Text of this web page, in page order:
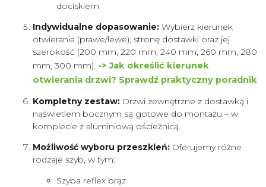
dociskiem
Indywidualne dopasowanie: Wybierz kierunek
otwierania (prawe/lewe), stronę dostawki oraz jej
szerokość (200 mm, 220 mm, 240 mm, 260 mm, 280
mm, 300 mm). -> Jak określić kierunek
otwierania drzwi? Sprawdź praktyczny poradnik
Kompletny zestaw: Drzwi zewnętrzne z dostawką i
naświetlem bocznym są gotowe do montażu – w
komplecie z aluminiową ościeżnicą.
Możliwość wyboru przeszkleń: Oferujemy różne
rodzaje szyb, w tym:
Szyba reflex brąz